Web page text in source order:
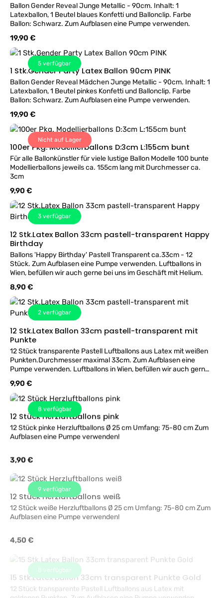
Ballon Gender Reveal Junge Metallic - 90cm. Inhalt: 1
Latexballon, 1 Beutel blaues Konfetti und Ballonclip. Farbe
Ballon: Schwarz. Zum Aufblasen eine Pumpe verwenden.
Regulärer Preis:
19,90 €
5 verfügbar
1 Stk.Gender Party Latex Ballon 90cm PINK
Ballon Gender Reveal Mädchen Junge Metallic - 90cm. Inhalt: 1
Latexballon, 1 Beutel pinkes Konfetti und Ballonclip. Farbe
Ballon: Schwarz. Zum Aufblasen eine Pumpe verwenden.
Regulärer Preis:
19,90 €
Nicht auf Lager
100er Pkg. Modellierballons D:3cm L:155cm bunt
Für alle Ballonkünstler für viele lustige Ballon Modelle 100 bunte
Modellierballons jeweils ca. 155cm lang mit Durchmesser ca.
3cm
Regulärer Preis:
9,90 €
3 verfügbar
12 Stk.Latex Ballon 33cm pastell-transparent Happy
Birthday
Ballons 'Happy Birthday' Pastell Transparent ca.33cm - 12
Stück. Zum Aufblasen eine Pumpe verwenden. Luftballons in
Wien, befüllen wir auch gerne bei uns im Geschäft mit Helium.
Regulärer Preis:
8,90 €
2 verfügbar
12 Stk.Latex Ballon 33cm pastell-transparent mit
Punkte
12 Stück transparente Pastell Luftballons aus Latex mit weißen
Punkten.Durchmesser maximal 33cm. Zum Aufblasen eine
Pumpe verwenden. Luftballons in Wien, befüllen wir auch gerne
Regulärer Preis:
9,90 €
8 verfügbar
12 Stück Herzluftballons pink
12 Stück pinke Herzluftballons Ø 25 cm Umfang: 75-80 cm Zum
Aufblasen eine Pumpe verwenden!
Regulärer Preis:
3,90 €
9 verfügbar
12 Stück Herzluftballons weiß
12 Stück weiße Herzluftballons Ø 25 cm Umfang: 75-80 cm Zum
Aufblasen eine Pumpe verwenden!
Regulärer Preis:
4,50 €
8verfügbar
15 Stk.Latex Ballon 33cm transparent Punkte Gold
12 Stück transparente Pastell Luftballons aus Latex mit
goldenen Punkten. Zum Aufblasen eine Pumpe verwenden.